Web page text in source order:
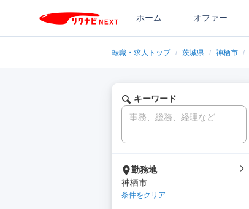
ホーム オファー
転職・求人トップ / 茨城県 / 神栖市 /
キーワード
勤務地
神栖市
条件をクリア